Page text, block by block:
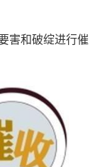
害和破绽进行催